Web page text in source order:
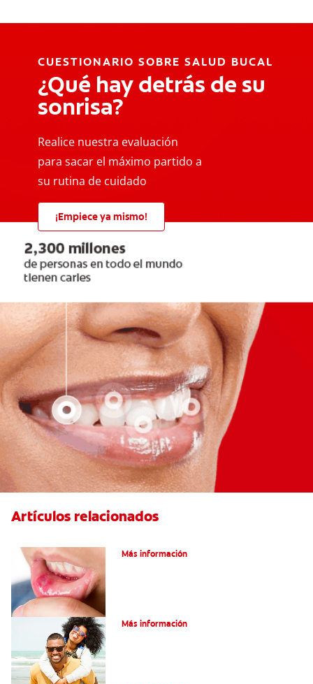
CUESTIONARIO SOBRE SALUD BUCAL
¿Qué hay detrás de su
sonrisa?
Realice nuestra evaluación
para sacar el máximo partido a
su rutina de cuidado
¡Empiece ya mismo!
Artículos relacionados
Más información
Más información